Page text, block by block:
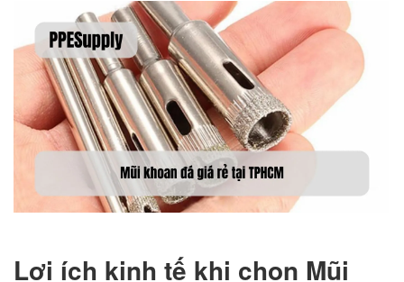
Lợi ích kinh tế khi chọn Mũi